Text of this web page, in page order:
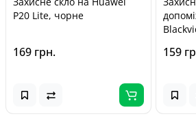
P20 Lite, чорне
169 грн. 159